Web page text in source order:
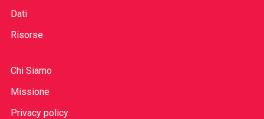
Dati
Risorse
Chi Siamo
Missione
Privacy policy